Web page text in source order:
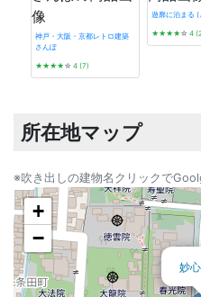
神戸・大阪・京都レトロ建築
さんぽ
★★★★☆ 4 (7)
遊廓に泊まる (
★★★★☆ 4
所在地マップ
※吹き出しの建物名クリックで
妙
+
−